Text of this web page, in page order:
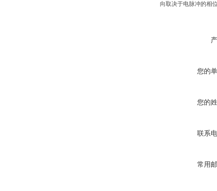
向取决于电脉冲的相
您的
您的
联系
常用